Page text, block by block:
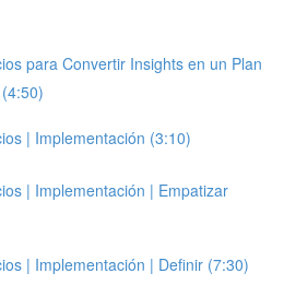
para Convertir Insights en un Plan
| Implementación (3:10)
| Implementación | Empatizar
| Implementación | Definir (7:30)